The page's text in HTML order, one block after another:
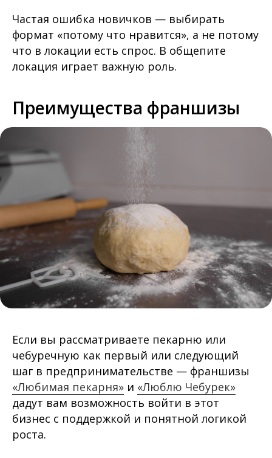
Частая ошибка новичков — выбирать
формат «потому что нравится», а не потому
что в локации есть спрос. В общепите
локация играет важную роль.
Преимущества франшизы
Если вы рассматриваете пекарню или
чебуречную как первый или следующий
шаг в предпринимательстве — франшизы
«Любимая пекарня» и «Люблю Чебурек»
дадут вам возможность войти в этот
бизнес с поддержкой и понятной логикой
роста.